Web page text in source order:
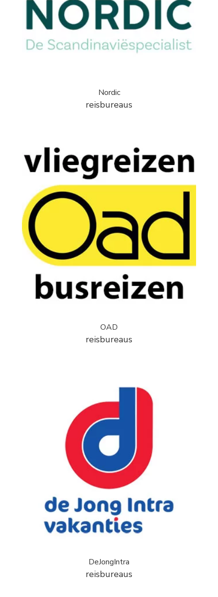
Nordic
reisbureaus
OAD
reisbureaus
DeJongIntra
reisbureaus